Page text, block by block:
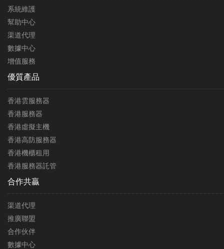
系統維護
幫助中心
渠道代理
數據中心
增值服務
優質產品
香港雲服務器
香港服務器
香港虛擬主機
香港高防服務器
香港機櫃租用
香港服務器託管
合作共贏
渠道代理
推廣聯盟
合作伙伴
數據中心